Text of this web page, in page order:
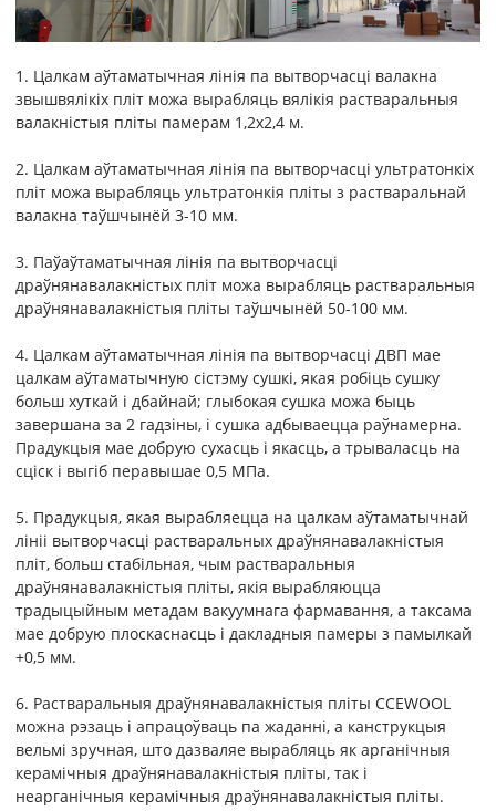
1. Цалкам аўтаматычная лінія па вытворчасці валакна
звышвялікіх пліт можа вырабляць вялікія растваральныя
валакністыя пліты памерам 1,2x2,4 м.
2. Цалкам аўтаматычная лінія па вытворчасці ультратонкіх
пліт можа вырабляць ультратонкія пліты з растваральнай
валакна таўшчынёй 3-10 мм.
3. Паўаўтаматычная лінія па вытворчасці
драўнянавалакністых пліт можа вырабляць растваральныя
драўнянавалакністыя пліты таўшчынёй 50-100 мм.
4. Цалкам аўтаматычная лінія па вытворчасці ДВП мае
цалкам аўтаматычную сістэму сушкі, якая робіць сушку
больш хуткай і дбайнай; глыбокая сушка можа быць
завершана за 2 гадзіны, і сушка адбываецца раўнамерна.
Прадукцыя мае добрую сухасць і якасць, а трываласць на
сціск і выгіб перавышае 0,5 МПа.
5. Прадукцыя, якая вырабляецца на цалкам аўтаматычнай
лініі вытворчасці растваральных драўнянавалакністыя
пліт, больш стабільная, чым растваральныя
драўнянавалакністыя пліты, якія вырабляюцца
традыцыйным метадам вакуумнага фармавання, а таксама
мае добрую плоскаснасць і дакладныя памеры з памылкай
+0,5 мм.
6. Растваральныя драўнянавалакністыя пліты CCEWOOL
можна рэзаць і апрацоўваць па жаданні, а канструкцыя
вельмі зручная, што дазваляе вырабляць як арганічныя
керамічныя драўнянавалакністыя пліты, так і
неарганічныя керамічныя драўнянавалакністыя пліты.